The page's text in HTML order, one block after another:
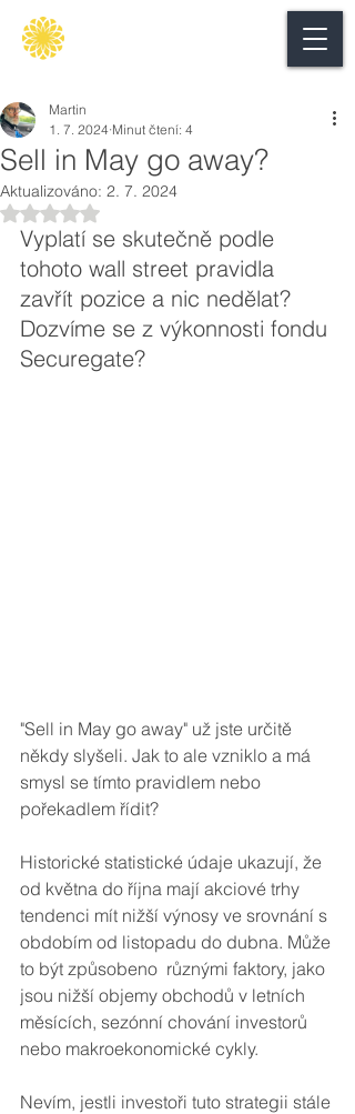
Sell in May go away?
Martin
1. 7. 2024 Minut čtení: 4
Aktualizováno: 2. 7. 2024
Hodnoceno NaN z 5 hvězdiček.
Vyplatí se skutečně podle
tohoto wall street pravidla
zavřít pozice a nic nedělat?
Dozvíme se z výkonnosti fondu
Securegate?
"Sell in May go away" už jste určitě
někdy slyšeli. Jak to ale vzniklo a má
smysl se tímto pravidlem nebo
pořekadlem řídit?
Historické statistické údaje ukazují, že
od května do října mají akciové trhy
tendenci mít nižší výnosy ve srovnání s
obdobím od listopadu do dubna. Může
to být způsobeno  různými faktory, jako
jsou nižší objemy obchodů v letních
měsících, sezónní chování investorů
nebo makroekonomické cykly.
Nevím, jestli investoři tuto strategii stále